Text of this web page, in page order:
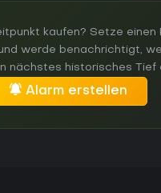
kaufen? Setze einen
werde benachrichtigt,
nächstes historisches Tief
Alarm erstellen